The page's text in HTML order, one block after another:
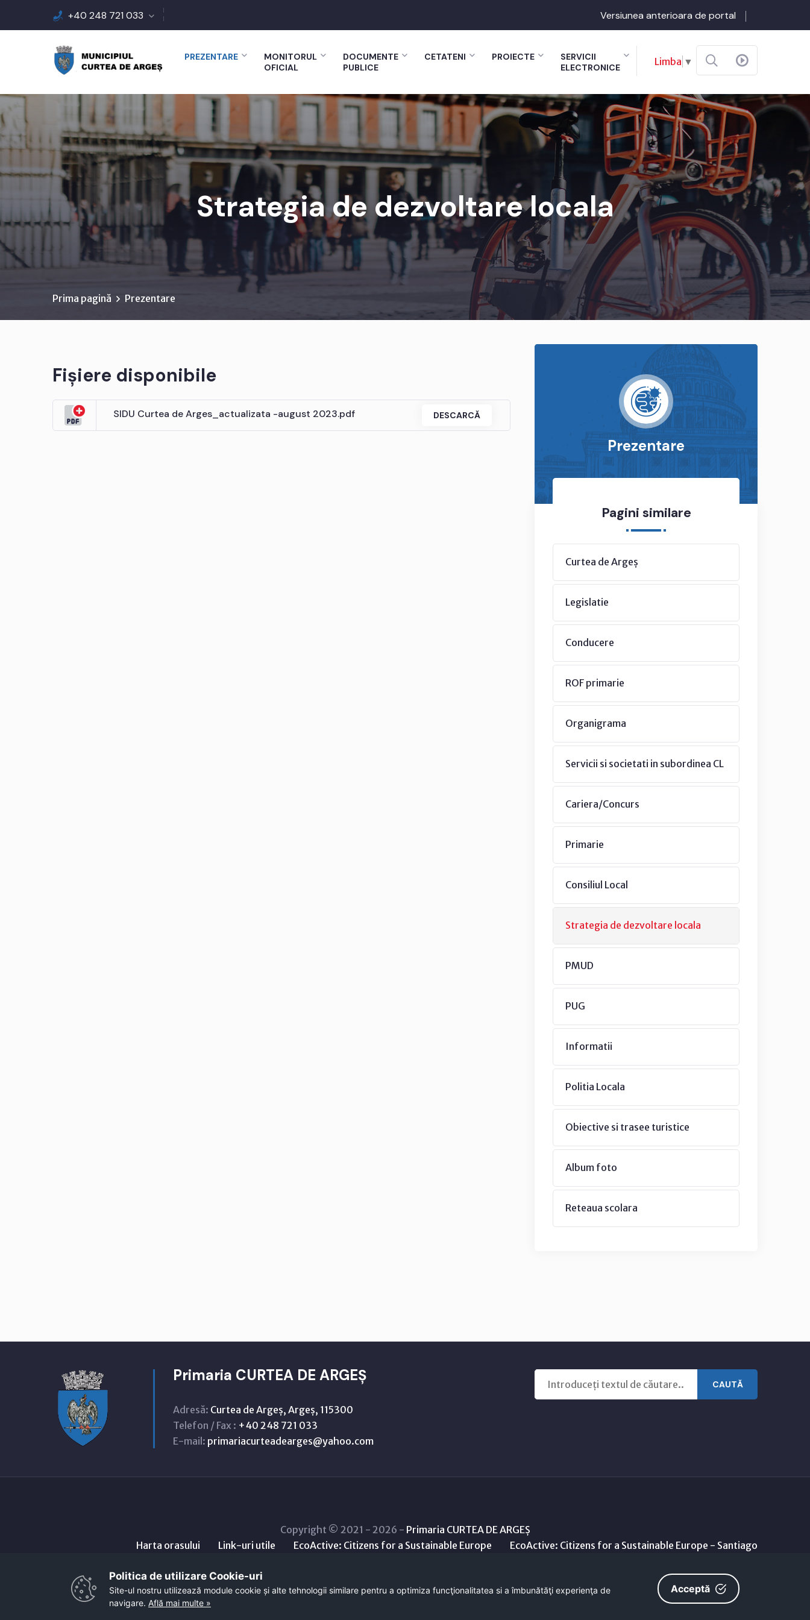
+40 248 721 033 Versiunea anterioara de portal
PREZENTARE
MONITORUL
OFICIAL
DOCUMENTE
PUBLICE
CETATENI PROIECTE
SERVICII
ELECTRONICE
Limba ▼
Strategia de dezvoltare locala
Prima pagină Prezentare
Fișiere disponibile
SIDU Curtea de Arges_actualizata -august 2023.pdf DESCARCĂ
Prezentare
Pagini similare
Curtea de Argeș
Legislatie
Conducere
ROF primarie
Organigrama
Servicii si societati in subordinea CL
Cariera/Concurs
Primarie
Consiliul Local
Strategia de dezvoltare locala
PMUD
PUG
Informatii
Politia Locala
Obiective si trasee turistice
Album foto
Reteaua scolara
Primaria CURTEA DE ARGEȘ
Adresă: Curtea de Argeș, Argeș, 115300
Telefon / Fax : +40 248 721 033
E-mail: primariacurteadearges@yahoo.com
CAUTĂ
Copyright © 2021 - 2026 - Primaria CURTEA DE ARGEȘ
Harta orasului
Link-uri utile EcoActive: Citizens for a Sustainable Europe EcoActive: Citizens for a Sustainable Europe - Santiago
Politica de utilizare Cookie-uri‎
Site-ul nostru utilizează module cookie și alte tehnologii similare pentru a optimiza funcţionalitatea si a îmbunătăţi experienţa de
navigare. Află mai multe »
Acceptă